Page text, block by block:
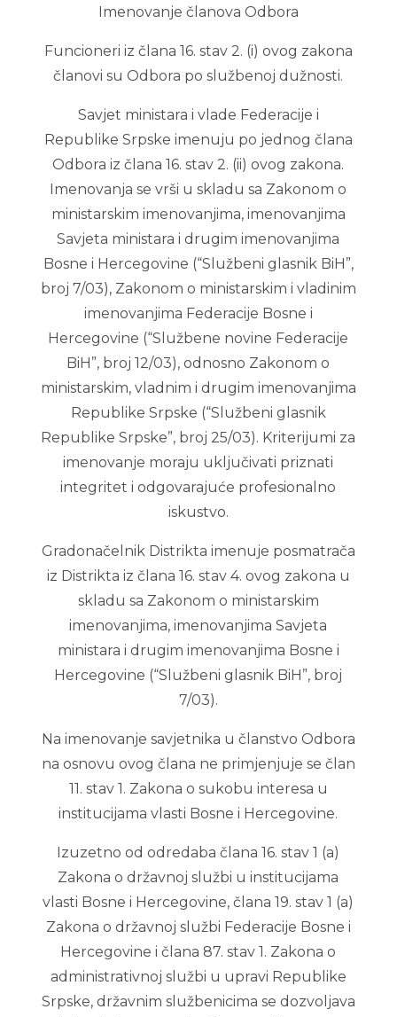
Imenovanje članova Odbora
Funcioneri iz člana 16. stav 2. (i) ovog zakona
članovi su Odbora po službenoj dužnosti.
Savjet ministara i vlade Federacije i
Republike Srpske imenuju po jednog člana
Odbora iz člana 16. stav 2. (ii) ovog zakona.
Imenovanja se vrši u skladu sa Zakonom o
ministarskim imenovanjima, imenovanjima
Savjeta ministara i drugim imenovanjima
Bosne i Hercegovine (“Službeni glasnik BiH”,
broj 7/03), Zakonom o ministarskim i vladinim
imenovanjima Federacije Bosne i
Hercegovine (“Službene novine Federacije
BiH”, broj 12/03), odnosno Zakonom o
ministarskim, vladnim i drugim imenovanjima
Republike Srpske (“Službeni glasnik
Republike Srpske”, broj 25/03). Kriterijumi za
imenovanje moraju uključivati priznati
integritet i odgovarajuće profesionalno
iskustvo.
Gradonačelnik Distrikta imenuje posmatrača
iz Distrikta iz člana 16. stav 4. ovog zakona u
skladu sa Zakonom o ministarskim
imenovanjima, imenovanjima Savjeta
ministara i drugim imenovanjima Bosne i
Hercegovine (“Službeni glasnik BiH”, broj
7/03).
Na imenovanje savjetnika u članstvo Odbora
na osnovu ovog člana ne primjenjuje se član
11. stav 1. Zakona o sukobu interesa u
institucijama vlasti Bosne i Hercegovine.
Izuzetno od odredaba člana 16. stav 1 (a)
Zakona o državnoj službi u institucijama
vlasti Bosne i Hercegovine, člana 19. stav 1 (a)
Zakona o državnoj službi Federacije Bosne i
Hercegovine i člana 87. stav 1. Zakona o
administrativnoj službi u upravi Republike
Srpske, državnim službenicima se dozvoljava